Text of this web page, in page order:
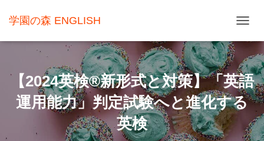
学園の森 ENGLISH
ゲ
ー
シ
ョ
ン
【2024英検®新形式と対策】「英語
運用能力」判定試験へと進化する
英検